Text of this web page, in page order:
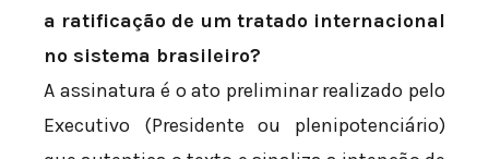
a ratificação de um tratado internacional
no sistema brasileiro?
A assinatura é o ato preliminar realizado pelo
Executivo (Presidente ou plenipotenciário)